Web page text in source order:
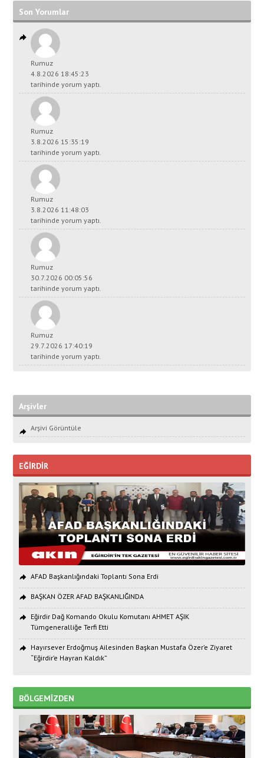
Son Yorumlar
Rumuz
4.8.2026 18:45:23
tarihinde yorum yaptı.
Rumuz
3.8.2026 15:35:19
tarihinde yorum yaptı.
Rumuz
3.8.2026 11:48:03
tarihinde yorum yaptı.
Rumuz
30.7.2026 00:05:56
tarihinde yorum yaptı.
Rumuz
29.7.2026 17:40:19
tarihinde yorum yaptı.
Arşivler
Arşivi Görüntüle
EĞİRDİR
AFAD Başkanlığındaki Toplantı Sona Erdi
BAŞKAN ÖZER AFAD BAŞKANLIĞINDA
Eğirdir Dağ Komando Okulu Komutanı AHMET AŞIK
Tümgeneralliğe Terfi Etti
Hayırsever Erdoğmuş Ailesinden Başkan Mustafa Özer’e Ziyaret
“Eğirdir’e Hayran Kaldık”
BÖLGEMİZDEN